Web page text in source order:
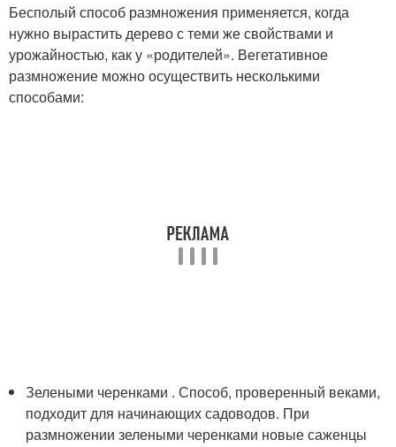
Бесполый способ размножения применяется, когда
нужно вырастить дерево с теми же свойствами и
урожайностью, как у «родителей». Вегетативное
размножение можно осуществить несколькими
способами:
Зелеными черенками . Способ, проверенный веками,
подходит для начинающих садоводов. При
размножении зелеными черенками новые саженцы